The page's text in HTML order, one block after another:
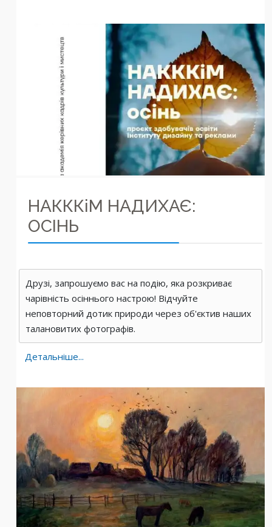
НАКККіМ НАДИХАЄ:
ОСІНЬ
Друзі, запрошуємо вас на подію, яка розкриває
чарівність осіннього настрою! Відчуйте
неповторний дотик природи через об'єктив наших
талановитих фотографів.
Детальніше...